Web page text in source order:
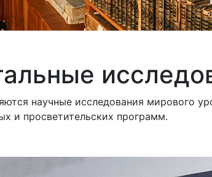
научные исследования мирового
и просветительских программ.